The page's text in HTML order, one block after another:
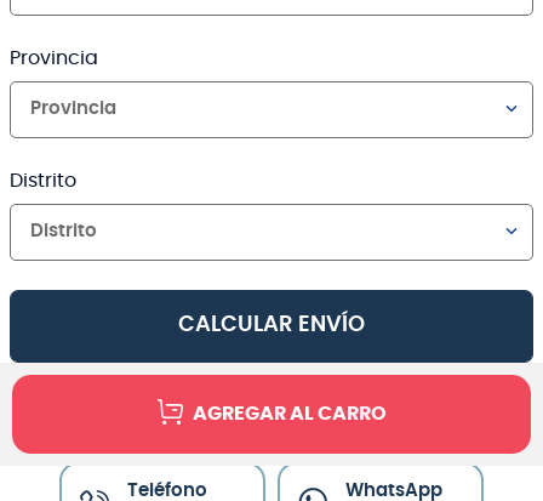
Provincia
Provincia
Distrito
Distrito
CALCULAR ENVÍO
AGREGAR AL CARRO
Canales de venta y asesoría
Teléfono WhatsApp